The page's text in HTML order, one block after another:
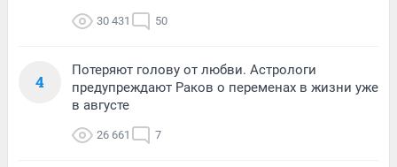
30 431 50
4
Потеряют голову от любви. Астрологи
предупреждают Раков о переменах в жизни уже
в августе
26 661 7